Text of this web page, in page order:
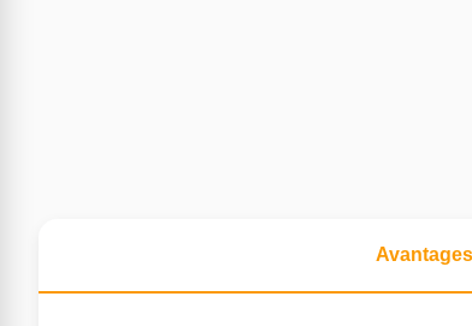
Avantages